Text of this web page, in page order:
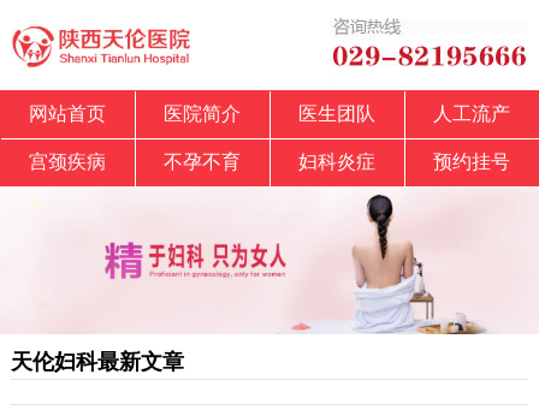
网站首页 医院简介 医生团队 人工流产
宫颈疾病 不孕不育 妇科炎症 预约挂号
天伦妇科最新文章